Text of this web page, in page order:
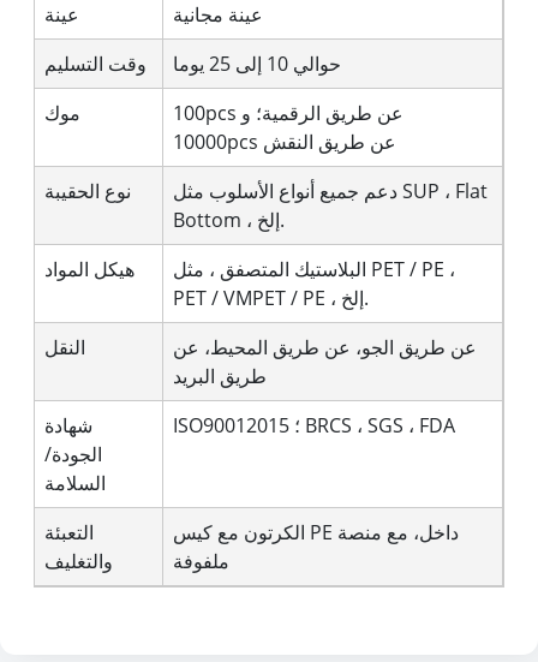
عينة
عينة مجانية
وقت التسليم
حوالي 10 إلى 25 يوما
موك
100pcs عن طريق الرقمية؛ و
10000pcs عن طريق النقش
نوع الحقيبة
دعم جميع أنواع الأسلوب مثل SUP ، Flat
Bottom ، إلخ.
هيكل المواد
البلاستيك المتصفق ، مثل PET / PE ،
PET / VMPET / PE ، إلخ.
النقل
عن طريق الجو، عن طريق المحيط، عن
طريق البريد
شهادة
الجودة/
السلامة
ISO90012015 ؛ BRCS ، SGS ، FDA
التعبئة
والتغليف
الكرتون مع كيس PE داخل، مع منصة
ملفوفة